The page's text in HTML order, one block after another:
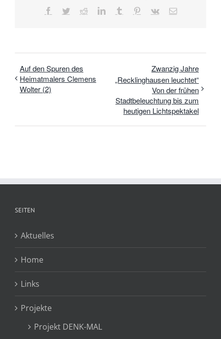
Facebook
TwitterRedditLinkedInTumblr Pinterest
Vk
E-
Auf den Spuren des
Heimatmalers Clemens
Wolter (2)
Zwanzig Jahre
„Recklinghausen leuchtet“
Von der frühen
Stadtbeleuchtung bis zum
heutigen Lichtspektakel
SEITEN
Aktuelles
Home
Links
Projekte
Projekt DENK-MAL